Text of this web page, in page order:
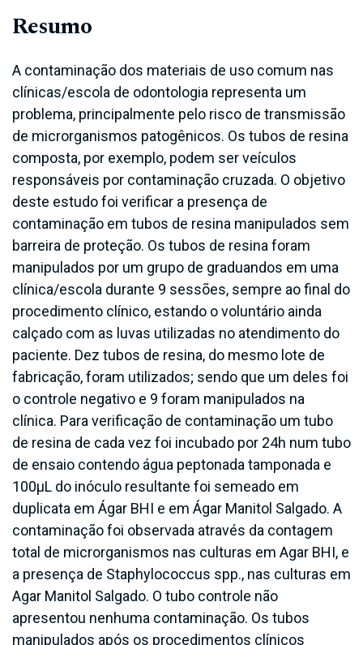
Resumo
A contaminação dos materiais de uso comum nas
clínicas/escola de odontologia representa um
problema, principalmente pelo risco de transmissão
de microrganismos patogênicos. Os tubos de resina
composta, por exemplo, podem ser veículos
responsáveis por contaminação cruzada. O objetivo
deste estudo foi verificar a presença de
contaminação em tubos de resina manipulados sem
barreira de proteção. Os tubos de resina foram
manipulados por um grupo de graduandos em uma
clínica/escola durante 9 sessões, sempre ao final do
procedimento clínico, estando o voluntário ainda
calçado com as luvas utilizadas no atendimento do
paciente. Dez tubos de resina, do mesmo lote de
fabricação, foram utilizados; sendo que um deles foi
o controle negativo e 9 foram manipulados na
clínica. Para verificação de contaminação um tubo
de resina de cada vez foi incubado por 24h num tubo
de ensaio contendo água peptonada tamponada e
100μL do inóculo resultante foi semeado em
duplicata em Ágar BHI e em Ágar Manitol Salgado. A
contaminação foi observada através da contagem
total de microrganismos nas culturas em Agar BHI, e
a presença de Staphylococcus spp., nas culturas em
Agar Manitol Salgado. O tubo controle não
apresentou nenhuma contaminação. Os tubos
manipulados após os procedimentos clínicos